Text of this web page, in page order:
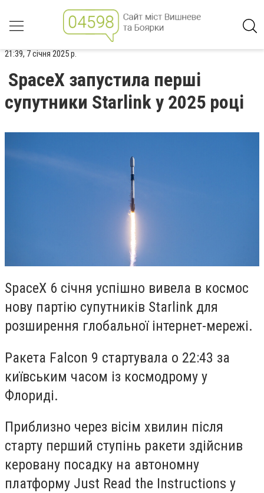
21:39, 7 січня 2025 р.
SpaceX запустила перші
супутники Starlink у 2025 році
SpaceX 6 січня успішно вивела в космос
нову партію супутників Starlink для
розширення глобальної інтернет-мережі.
Ракета Falcon 9 стартувала о 22:43 за
київським часом із космодрому у
Флориді.
Приблизно через вісім хвилин після
старту перший ступінь ракети здійснив
керовану посадку на автономну
платформу Just Read the Instructions у